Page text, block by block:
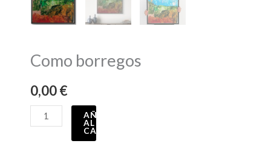
Como borregos
0,00€
AÑADIR
AL
CARRITO